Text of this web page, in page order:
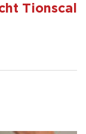
Tionscal